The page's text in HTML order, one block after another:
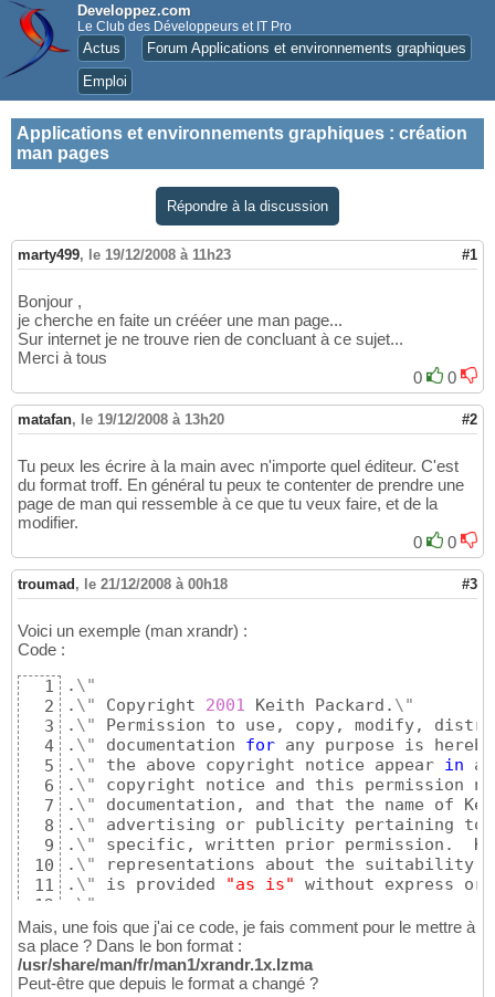
Developpez.com
Le Club des Développeurs et IT Pro
Actus
Forum Applications et environnements graphiques
Emploi
Applications et environnements graphiques : création
man pages
Répondre à la discussion
marty499, le 19/12/2008 à 11h23 #1
Bonjour ,
je cherche en faite un crééer une man page...
Sur internet je ne trouve rien de concluant à ce sujet...
Merci à tous
0
0
matafan, le 19/12/2008 à 13h20 #2
Tu peux les écrire à la main avec n'importe quel éditeur. C'est
du format troff. En général tu peux te contenter de prendre une
page de man qui ressemble à ce que tu veux faire, et de la
modifier.
0
0
troumad , le 21/12/2008 à 00h18 #3
Voici un exemple (man xrandr) :
Code :
1
2
3
4
5
6
7
8
9
10
11
12
13
14
15
16
. \"
. \" Copyright 2001 Keith Packard. \"
. \"
Permission to use, copy, modify,
. \" documentation for any purpose is
. \" the above copyright notice appear in
. \"
copyright notice and this permission
. \"
documentation, and that the name of
. \"
advertising or publicity pertaining to
. \"
specific, written prior permission.
. \"
representations about the suitability
. \" is provided "as is"
without express or
\"
.\" KEITH PACKARD DISCLAIMS ALL WARRANTIES
.\" INCLUDING ALL IMPLIED WARRANTIES OF
.\" EVENT SHALL KEITH PACKARD BE LIABLE
.\" CONSEQUENTIAL DAMAGES OR ANY DAMAGES
Mais, une fois que j'ai ce code, je fais comment pour le mettre à
sa place ? Dans le bon format :
/usr/share/man/fr/man1/xrandr.1x.lzma
Peut-être que depuis le format a changé ?